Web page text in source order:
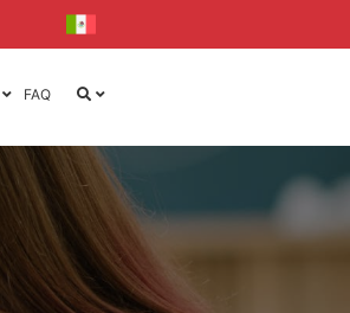
FAQ